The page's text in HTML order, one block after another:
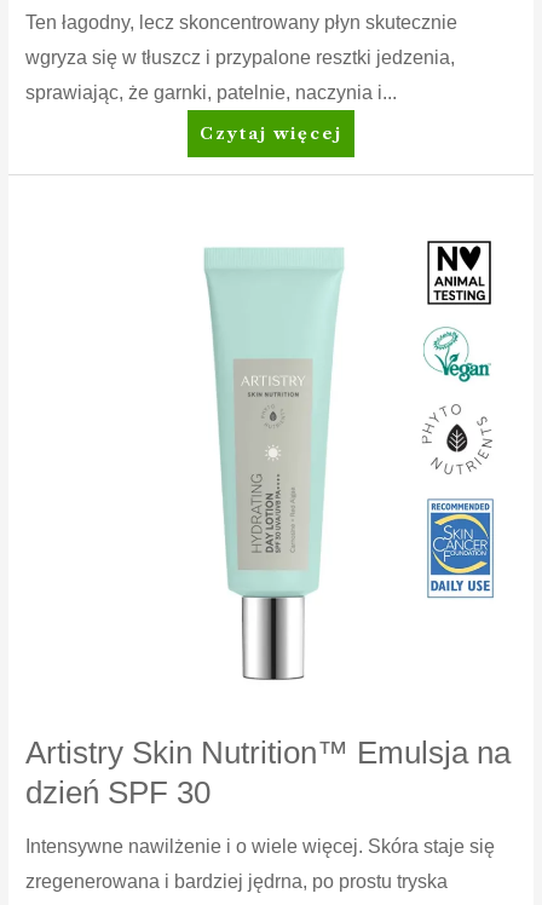
Ten łagodny, lecz skoncentrowany płyn skutecznie
wgryza się w tłuszcz i przypalone resztki jedzenia,
sprawiając, że garnki, patelnie, naczynia i...
Dish
Drops™
mycia
naczyń
Czytaj więcej
Artistry Skin Nutrition™ Emulsja na
dzień SPF 30
Intensywne nawilżenie i o wiele więcej. Skóra staje się
zregenerowana i bardziej jędrna, po prostu tryska